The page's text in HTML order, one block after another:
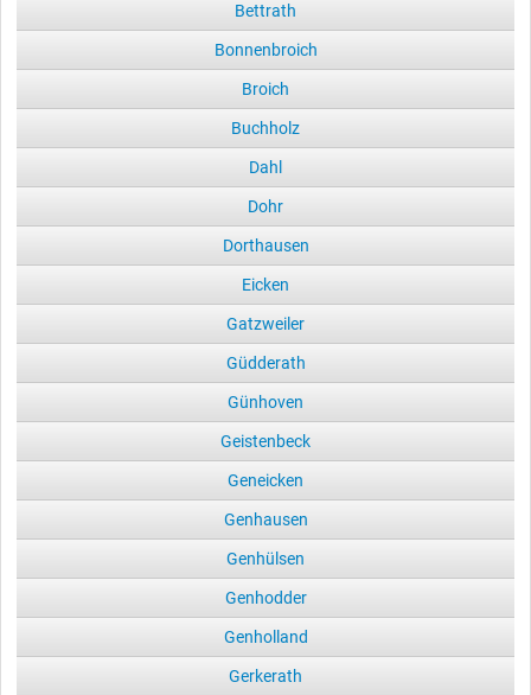
Bettrath
Bonnenbroich
Broich
Buchholz
Dahl
Dohr
Dorthausen
Eicken
Gatzweiler
Güdderath
Günhoven
Geistenbeck
Geneicken
Genhausen
Genhülsen
Genhodder
Genholland
Gerkerath